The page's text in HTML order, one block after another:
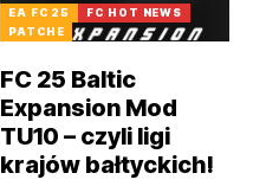
EA FC 25
FC HOT NEWS
PATCHE
FC 25 Baltic
Expansion Mod
TU10 – czyli ligi
krajów bałtyckich!